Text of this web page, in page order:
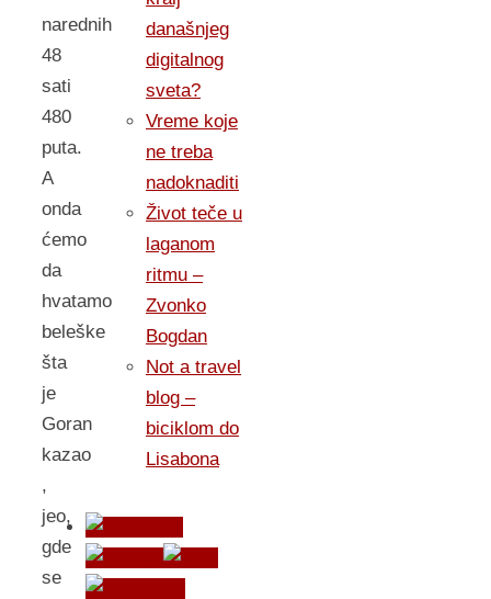
narednih
48
sati
480
puta.
A
onda
ćemo
da
hvatamo
beleške
šta
je
Goran
kazao
,
jeo,
gde
se
današnjeg
digitalnog
sveta?
Vreme koje
ne treba
nadoknaditi
Život teče u
laganom
ritmu –
Zvonko
Bogdan
Not a travel
blog –
biciklom do
Lisabona